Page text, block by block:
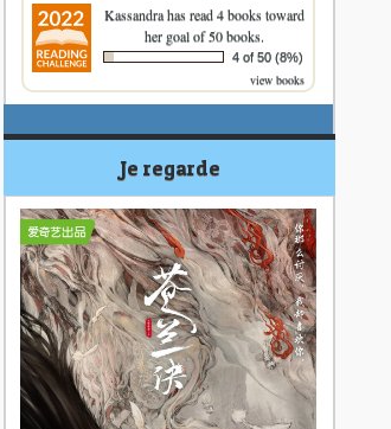
Kassandrahas read 4 books toward
her goal of 50 books.
4 of 50 (8%)
view books
Je regarde